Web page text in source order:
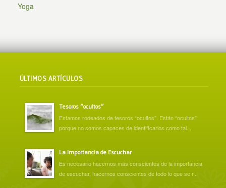
Yoga
ÚLTIMOS ARTÍCULOS
Tesoros “ocultos”
Estamos rodeados de tesoros “ocultos”. Están “ocultos”
porque no somos capaces de identificarlos como tal...
La Importancia de Escuchar
Es necesario hacernos más conscientes de la importancia
de escuchar, hacernos conscientes de todo lo que se r...